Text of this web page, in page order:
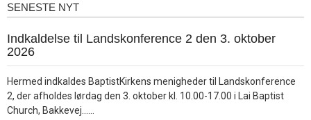
Seneste
SENESTE NYT
1.
jul.
Indkaldelse til Landskonference 2 den 3. oktober
2026
Hermed indkaldes BaptistKirkens menigheder til Landskonference
2, der afholdes lørdag den 3. oktober kl. 10.00-17.00 i Lai Baptist
Church, Bakkevej……